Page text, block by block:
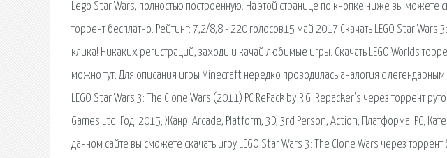
Lego Star Wars, полностью построенную. На этой странице по кнопке ниже вы
торрент бесплатно. Рейтинг: 7,2/8,8 - 220 голосов15 май 2017 Скачать LEGO Star
клика! Никаких регистраций, заходи и качай любимые игры. Скачать LEGO Worlds
можно тут. Для описания игры Minecraft нередко проводилась аналогия с
LEGO Star Wars 3: The Clone Wars (2011) PC RePack by R.G. Repacker's через торрент
Games Ltd; Год: 2015; Жанр: Arcade, Platform, 3D, 3rd Person, Action; Платформа: PC;
данном сайте вы сможете скачать игру LEGO Star Wars 3: The Clone Wars через